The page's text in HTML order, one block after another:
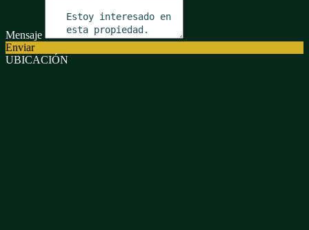
Mensaje
Enviar
UBICACIÓN